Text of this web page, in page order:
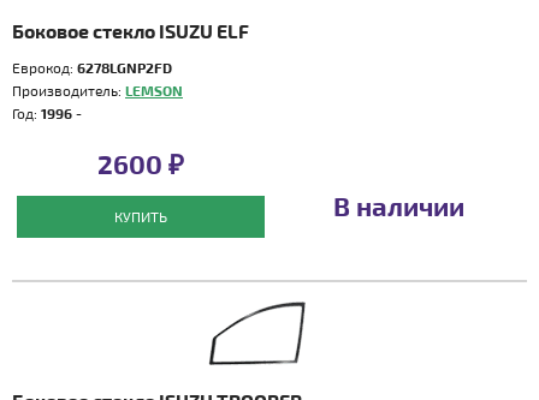
Боковое стекло ISUZU ELF
Еврокод: 6278LGNP2FD
Производитель: LEMSON
Год: 1996 -
2600 ₽
КУПИТЬ В наличии